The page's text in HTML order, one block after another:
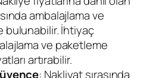
ambalajlama ve
bulunabilir. İhtiyaç
ve paketleme
artırabilir.
: Nakliyat sırasında